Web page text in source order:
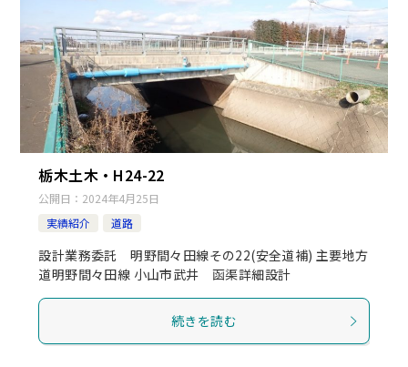
栃木土木・H24-22
公開日： 2024年4月25日
実績紹介
道路
設計業務委託 明野間々田線その22(安全道補) 主要地方
道明野間々田線 小山市武井 函渠詳細設計
続きを読む